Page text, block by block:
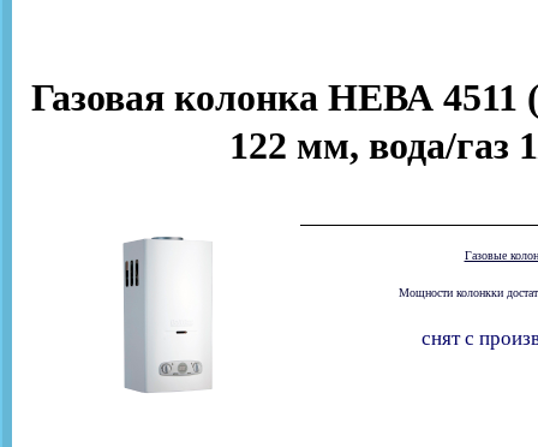
Газовая колонка НЕВА 4511
122 мм, вода/газ
Газовые
Мощности колонкки
снят с